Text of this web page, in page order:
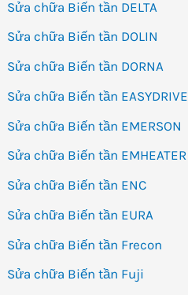
Sửa chữa Biến tần DELTA
Sửa chữa Biến tần DOLIN
Sửa chữa Biến tần DORNA
Sửa chữa Biến tần EASYDRIVE
Sửa chữa Biến tần EMERSON
Sửa chữa Biến tần EMHEATER
Sửa chữa Biến tần ENC
Sửa chữa Biến tần EURA
Sửa chữa Biến tần Frecon
Sửa chữa Biến tần Fuji